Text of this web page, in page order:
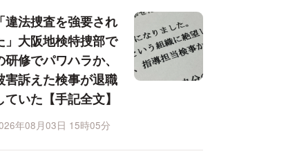
「違法捜査を強要され
」大阪地検特捜部で
研修でパワハラか、
害訴えた検事が退職
ていた【手記全文】
年08月03日 15時05分